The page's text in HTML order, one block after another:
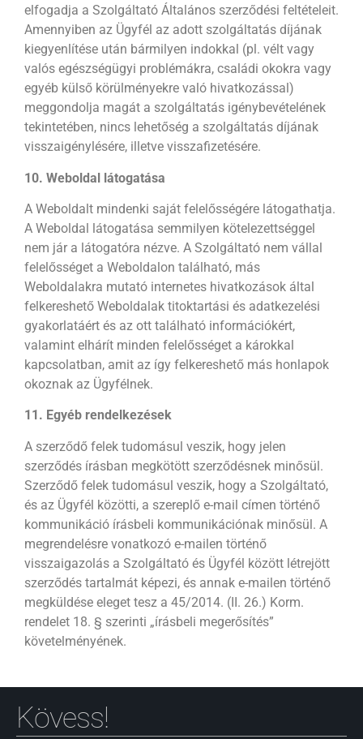
elfogadja a Szolgáltató Általános szerződési feltételeit.
Amennyiben az Ügyfél az adott szolgáltatás díjának
kiegyenlítése után bármilyen indokkal (pl. vélt vagy
valós egészségügyi problémákra, családi okokra vagy
egyéb külső körülményekre való hivatkozással)
meggondolja magát a szolgáltatás igénybevételének
tekintetében, nincs lehetőség a szolgáltatás díjának
visszaigénylésére, illetve visszafizetésére.
10. Weboldal látogatása
A Weboldalt mindenki saját felelősségére látogathatja.
A Weboldal látogatása semmilyen kötelezettséggel
nem jár a látogatóra nézve. A Szolgáltató nem vállal
felelősséget a Weboldalon található, más
Weboldalakra mutató internetes hivatkozások által
felkereshető Weboldalak titoktartási és adatkezelési
gyakorlatáért és az ott található információkért,
valamint elhárít minden felelősséget a károkkal
kapcsolatban, amit az így felkereshető más honlapok
okoznak az Ügyfélnek.
11. Egyéb rendelkezések
A szerződő felek tudomásul veszik, hogy jelen
szerződés írásban megkötött szerződésnek minősül.
Szerződő felek tudomásul veszik, hogy a Szolgáltató,
és az Ügyfél közötti, a szereplő e-mail címen történő
kommunikáció írásbeli kommunikációnak minősül. A
megrendelésre vonatkozó e-mailen történő
visszaigazolás a Szolgáltató és Ügyfél között létrejött
szerződés tartalmát képezi, és annak e-mailen történő
megküldése eleget tesz a 45/2014. (II. 26.) Korm.
rendelet 18. § szerinti „írásbeli megerősítés”
követelményének.
Kövess!